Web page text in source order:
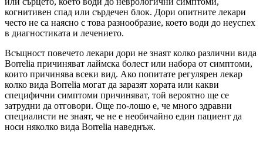
когнитивен спад или сърдечен блок. Дори опитните лекари
често не са наясно с това разнообразие, което води до неуспех
в диагностиката и лечението.
Всъщност повечето лекари дори не знаят колко различни вида
Borrelia причиняват лаймска болест или набора от симптоми,
които причинява всеки вид. Ако попитате регулярен лекар
колко вида Borrelia могат да заразят хората или какви
специфични симптоми причиняват, той вероятно ще се
затрудни да отговори. Още по-лошо е, че много здравни
специалисти не знаят, че не е необичайно един пациент да
носи няколко вида Borrelia наведнъж.